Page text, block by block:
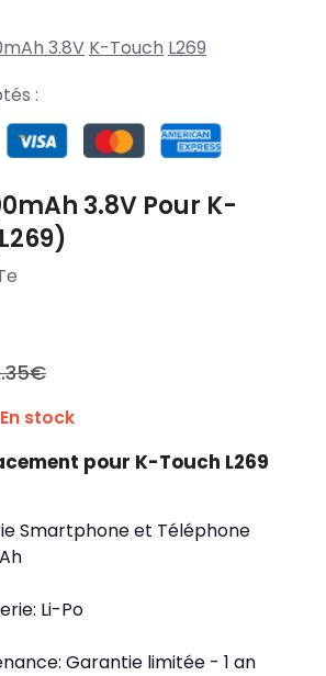
3.8V K-Touch L269
:
3.8V Pour K-
En stock
pour K-Touch L269
Smartphone et Téléphone
Li-Po
Garantie limitée - 1 an